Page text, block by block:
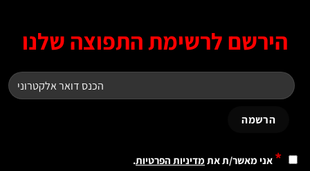
לרשימת התפוצה שלנו
אני מאשר/ת אתמדיניות הפרטיות.